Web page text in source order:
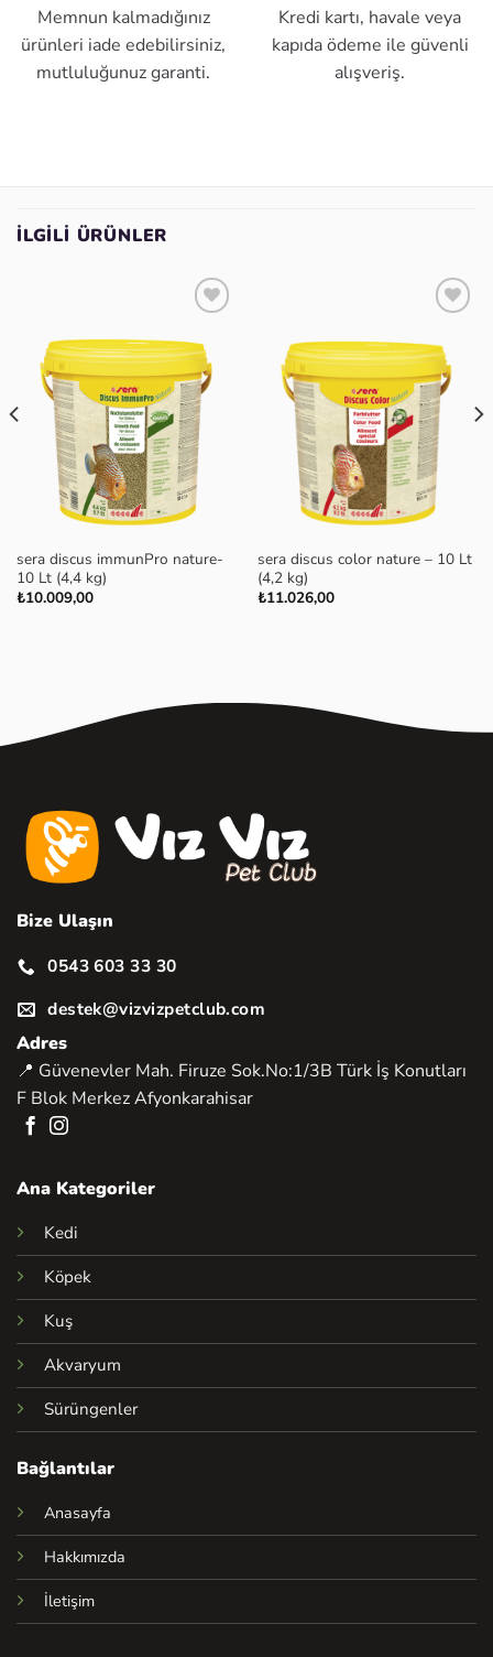
Memnun kalmadığınız
ürünleri iade edebilirsiniz,
mutluluğunuz garanti.
Kredi kartı, havale veya
kapıda ödeme ile güvenli
alışveriş.
İLGILI ÜRÜNLER
ekle
sera discus immunPro nature-
10 Lt (4,4 kg)
₺10.009,00
ekle
sera discus color nature – 10 Lt
(4,2 kg)
₺11.026,00
Bize Ulaşın
0543 603 33 30
destek@vizvizpetclub.com
Adres
📍 Güvenevler Mah. Firuze Sok.No:1/3B Türk İş Konutları
F Blok Merkez Afyonkarahisar
Ana Kategoriler
Kedi
Köpek
Kuş
Akvaryum
Sürüngenler
Bağlantılar
Anasayfa
Hakkımızda
İletişim